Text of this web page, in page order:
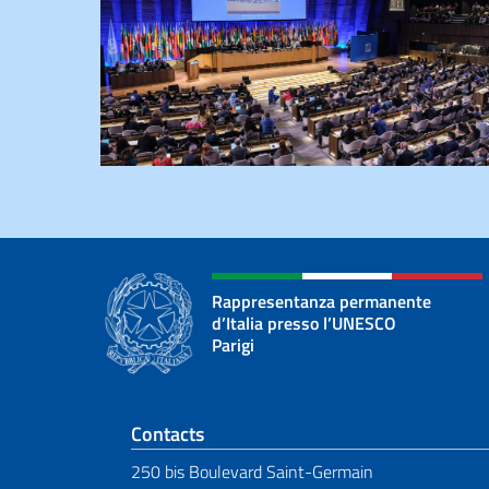
Rappresentanza permanente
d’Italia presso l’UNESCO
Parigi
Section de pied de
Contacts
250 bis Boulevard Saint-Germain